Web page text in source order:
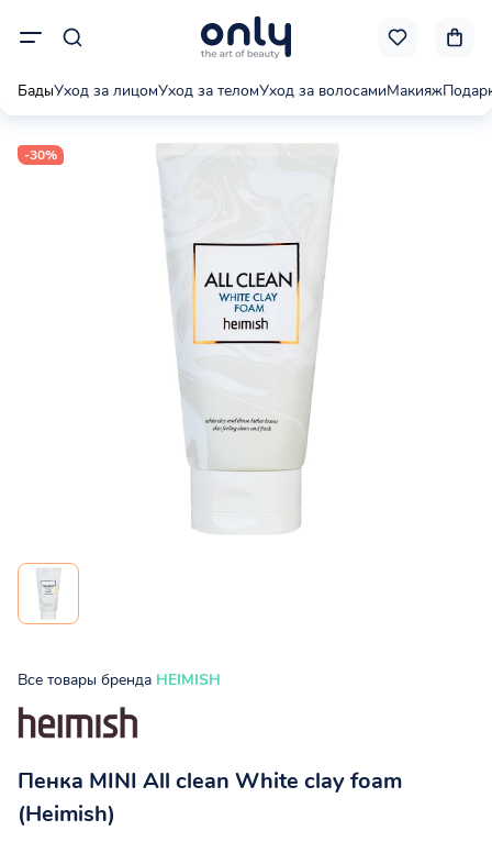
БадыУход за лицомУход за теломУход за волосамиМакияж
-30%
Все товары бренда HEIMISH
Пенка MINI All clean White clay foam
(Heimish)